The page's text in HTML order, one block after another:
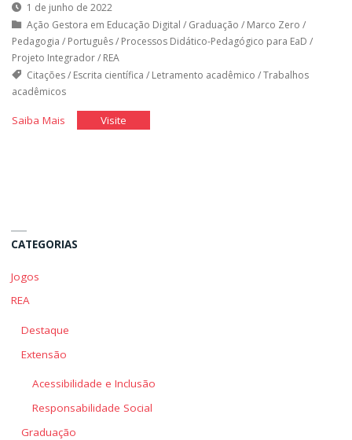
1 de junho de 2022
Ação Gestora em Educação Digital / Graduação / Marco Zero /
Pedagogia / Português/ Processos Didático-Pedagógico para EaD /
Projeto Integrador/ REA
Citações/ Escrita científica / Letramento acadêmico /Trabalhos
acadêmicos
Saiba Mais"Letramento
Visite"Letramento
CATEGORIAS
Jogos
REA
Destaque
Extensão
Acessibilidade e Inclusão
Responsabilidade Social
Graduação